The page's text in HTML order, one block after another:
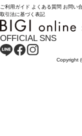
ご利用ガイド よくある質問 お問い
取引法に基づく表記
OFFICIAL SNS
Copyright